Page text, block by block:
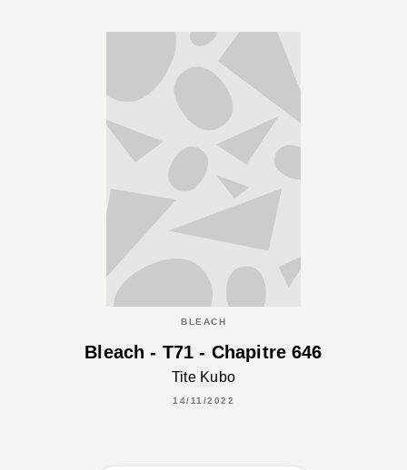
BLEACH
Bleach - T71 - Chapitre 646
Tite Kubo
14/11/2022